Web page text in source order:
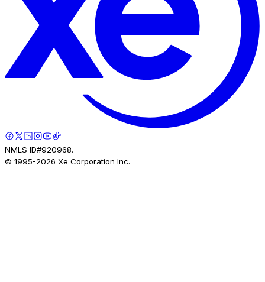
NMLS ID#920968.
© 1995-2026 Xe Corporation Inc.